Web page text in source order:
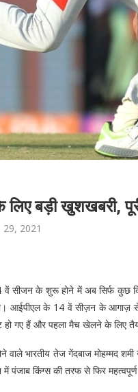
बड़ी खुशखबरी,
29, 2021
वें सीजन के शुरू होने में अब सिर्फ कुछ
आईपीएल के 14 वें सीज़न के
हो गए हैं और पहला मैच खेलने के लिए
वाले भारतीय तेज गेंदबाज मोहम्मद
में पंजाब किंग्स की तरफ से फिर